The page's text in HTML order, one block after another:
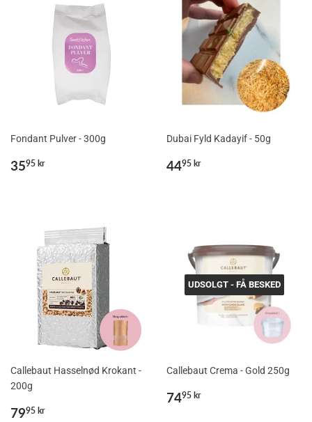
Fondant Pulver - 300g
Normalpris
3595 kr35,95
Dubai Fyld Kadayif - 50g
Normalpris
4495 kr44,95
Callebaut Hasselnød Krokant -
200g
Normalpris
7995 kr79,95
UDSOLGT - FÅ BESKED
Callebaut Crema - Gold 250g
Normalpris
7495 kr74,95